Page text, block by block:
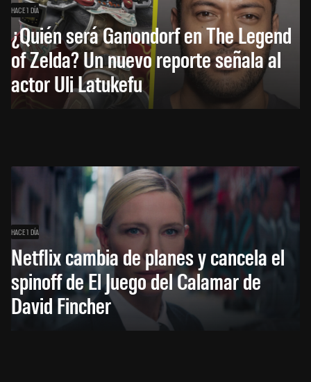
HACE 1 DÍA
¿Quién será Ganondorf en The Legend
of Zelda? Un nuevo reporte señala al
actor Uli Latukefu
HACE 1 DÍA
Netflix cambia de planes y cancela el
spinoff de El Juego del Calamar de
David Fincher